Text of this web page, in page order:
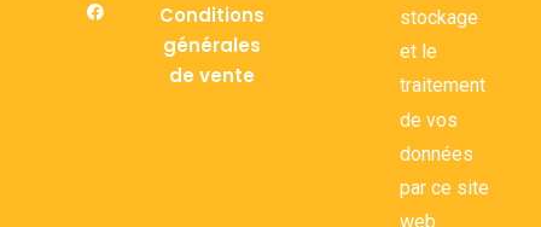
Conditions
générales
de vente
stockage
et le
traitement
de vos
données
par ce site
web.